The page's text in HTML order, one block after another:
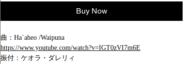
Buy Now
曲：Ha`aheo /Waipuna
https://www.youtube.com/watch?v=IGT0zVI7m6E
振付：ケオラ・ダレリィ